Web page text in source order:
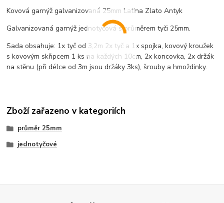
Kovová garnýž galvanizovaná 25mm Latina Zlato Antyk
Galvanizovaná garnýž jednotyčová s průměrem tyči 25mm.
Sada obsahuje: 1x tyč od 3,2m 2x tyč a 1x spojka, kovový kroužek
s kovovým skřipcem 1 ks na každých 10cm, 2x koncovka, 2x držák
na stěnu (při délce od 3m jsou držáky 3ks), šrouby a hmoždinky.
Zboží zařazeno v kategoriích
průměr 25mm
jednotyčové